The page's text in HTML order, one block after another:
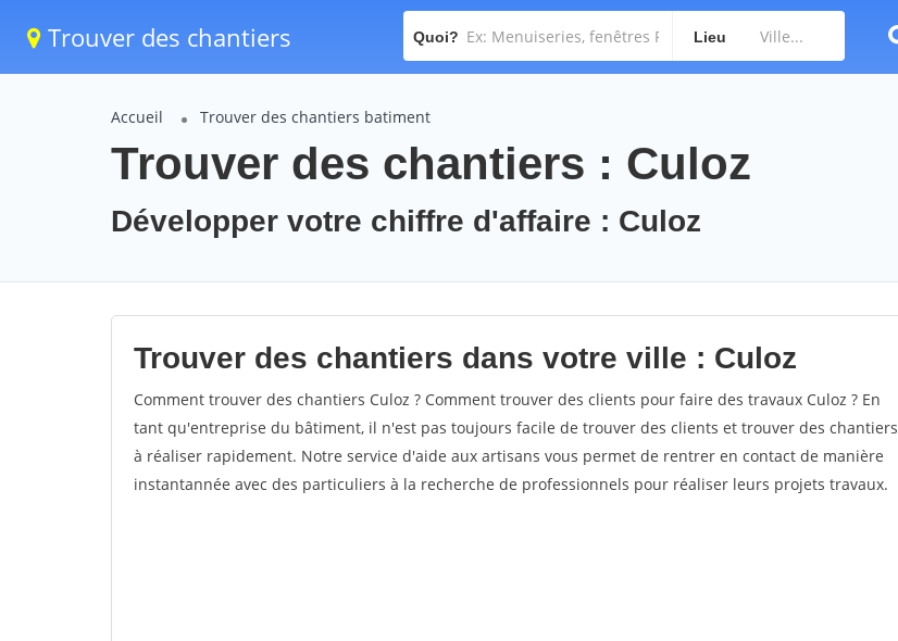
Trouver des chantiers Quoi? Lieu
Accueil Trouver des chantiers batiment
Trouver des chantiers : Culoz
Développer votre chiffre d'affaire : Culoz
Trouver des chantiers dans votre ville : Culoz
Comment trouver des chantiers Culoz ? Comment trouver des clients pour faire des travaux Culoz ? En
tant qu'entreprise du bâtiment, il n'est pas toujours facile de trouver des clients et trouver des chantiers
à réaliser rapidement. Notre service d'aide aux artisans vous permet de rentrer en contact de manière
instantannée avec des particuliers à la recherche de professionnels pour réaliser leurs projets travaux.